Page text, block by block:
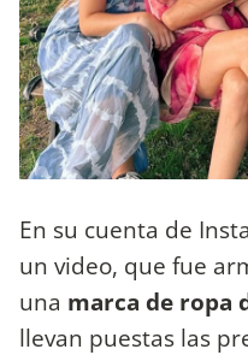
En su cuenta de
un video, que fue
una marca de ropa
llevan puestas las